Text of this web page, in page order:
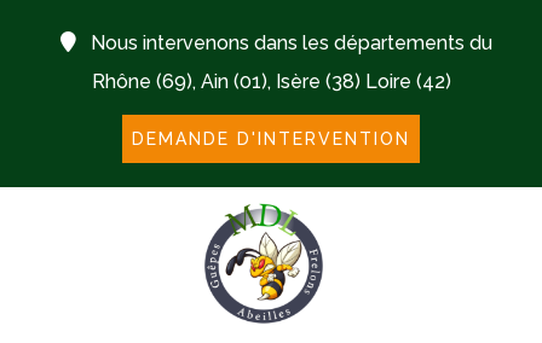
Nous intervenons dans les départements du
Rhône (69), Ain (01), Isère (38) Loire (42)
DEMANDE D'INTERVENTION